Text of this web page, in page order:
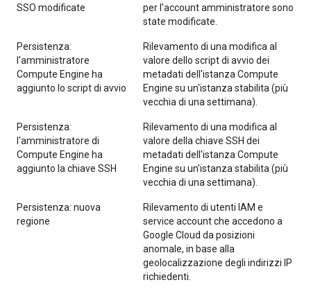
SSO modificate
per l'account amministratore sono
state modificate.
Persistenza:
l'amministratore
Compute Engine ha
aggiunto lo script di avvio
Rilevamento di una modifica al
valore dello script di avvio dei
metadati dell'istanza Compute
Engine su un'istanza stabilita (più
vecchia di una settimana).
Persistenza:
l'amministratore di
Compute Engine ha
aggiunto la chiave SSH
Rilevamento di una modifica al
valore della chiave SSH dei
metadati dell'istanza Compute
Engine su un'istanza stabilita (più
vecchia di una settimana).
Persistenza: nuova
regione
Rilevamento di utenti IAM e
service account che accedono a
Google Cloud da posizioni
anomale, in base alla
geolocalizzazione degli indirizzi IP
richiedenti.